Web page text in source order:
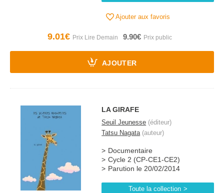
Ajouter aux favoris
9.01€ 9.90€
AJOUTER
LA GIRAFE
Seuil Jeunesse (éditeur)
Tatsu Nagata(auteur)
Documentaire
Cycle 2 (CP-CE1-CE2)
Parution le 20/02/2014
Toute la collection